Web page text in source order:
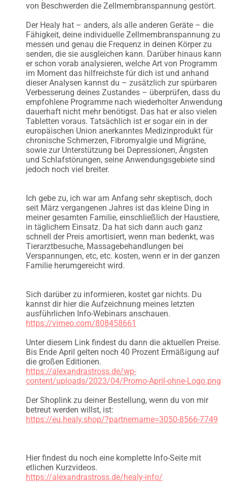
von Beschwerden die Zellmembranspannung gestört.
Der Healy hat – anders, als alle anderen Geräte – die
Fähigkeit, deine individuelle Zellmembranspannung zu
messen und genau die Frequenz in deinen Körper zu
senden, die sie ausgleichen kann. Darüber hinaus kann
er schon vorab analysieren, welche Art von Programm
im Moment das hilfreichste für dich ist und anhand
dieser Analysen kannst du – zusätzlich zur spürbaren
Verbesserung deines Zustandes – überprüfen, dass du
empfohlene Programme nach wiederholter Anwendung
dauerhaft nicht mehr benötigst. Das hat er also vielen
Tabletten voraus. Tatsächlich ist er sogar ein in der
europäischen Union anerkanntes Medizinprodukt für
chronische Schmerzen, Fibromyalgie und Migräne,
sowie zur Unterstützung bei Depressionen, Ängsten
und Schlafstörungen, seine Anwendungsgebiete sind
jedoch noch viel breiter.
Ich gebe zu, ich war am Anfang sehr skeptisch, doch
seit März vergangenen Jahres ist das kleine Ding in
meiner gesamten Familie, einschließlich der Haustiere,
in täglichem Einsatz. Da hat sich dann auch ganz
schnell der Preis amortisiert, wenn man bedenkt, was
Tierarztbesuche, Massagebehandlungen bei
Verspannungen, etc, etc. kosten, wenn er in der ganzen
Familie herumgereicht wird.
Sich darüber zu informieren, kostet gar nichts. Du
kannst dir hier die Aufzeichnung meines letzten
ausführlichen Info-Webinars anschauen.
https://vimeo.com/808458661
Unter diesem Link findest du dann die aktuellen Preise.
Bis Ende April gelten noch 40 Prozent Ermäßigung auf
die großen Editionen.
https://alexandrastross.de/wp-
content/uploads/2023/04/Promo-April-ohne-Logo.png
Der Shoplink zu deiner Bestellung, wenn du von mir
betreut werden willst, ist:
https://eu.healy.shop/?partnername=3050-8566-7749
Hier findest du noch eine komplette Info-Seite mit
etlichen Kurzvideos.
https://alexandrastross.de/healy-info/